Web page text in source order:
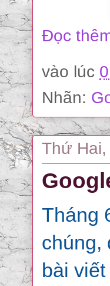
Đọc
vào lúc
Nhãn:
Thứ
Tháng
chúng,
bài